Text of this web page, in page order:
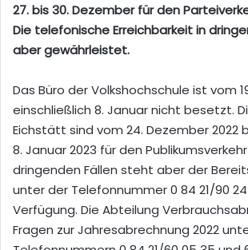
27. bis 30. Dezember für den
Die telefonische Erreichbarkeit in
aber gewährleistet.
Das Büro der Volkshochschule ist vom
einschließlich 8. Januar nicht besetzt.
Eichstätt sind vom 24. Dezember 2022
8. Januar 2023 für den
dringenden Fällen steht aber der
unter der Telefonnummer 0 84 21/90
Verfügung. Die Abteilung
Fragen zur Jahresabrechnung 2022